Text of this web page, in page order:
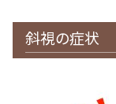
斜視の症状